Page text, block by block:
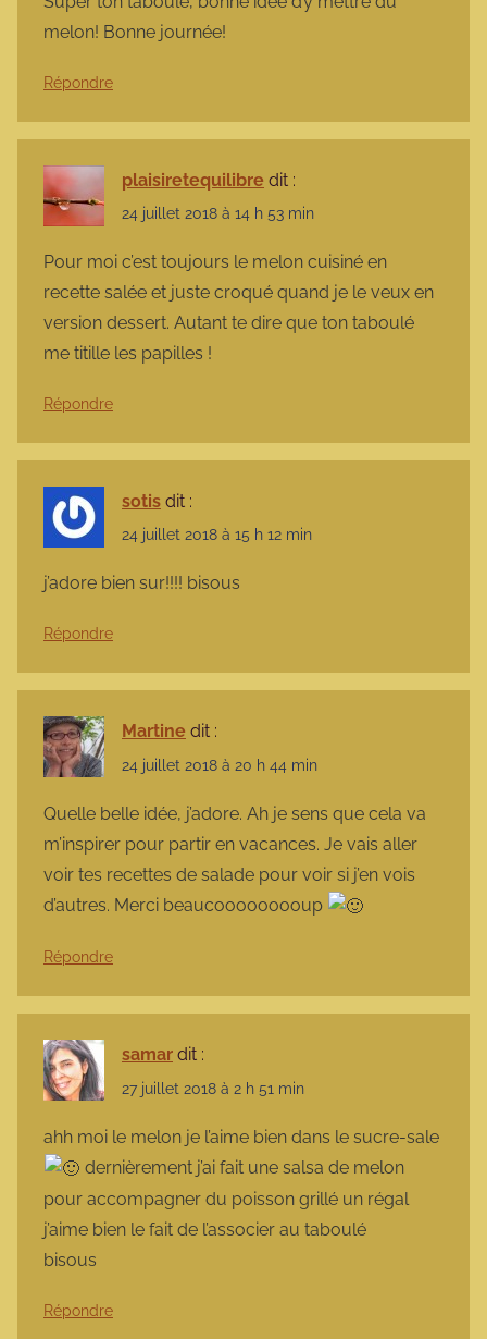
melon! Bonne journée!
Répondre
plaisiretequilibre dit :
24 juillet 2018 à 14 h 53 min
Pour moi c’est toujours le melon cuisiné en
recette salée et juste croqué quand je le veux en
version dessert. Autant te dire que ton taboulé
me titille les papilles !
Répondre
sotis dit :
24 juillet 2018 à 15 h 12 min
j’adore bien sur!!!! bisous
Répondre
Martine dit :
24 juillet 2018 à 20 h 44 min
Quelle belle idée, j’adore. Ah je sens que cela va
m’inspirer pour partir en vacances. Je vais aller
voir tes recettes de salade pour voir si j’en vois
d’autres. Merci beaucooooooooup
Répondre
samar dit :
27 juillet 2018 à 2 h 51 min
ahh moi le melon je l’aime bien dans le sucre-sale
dernièrement j’ai fait une salsa de melon
pour accompagner du poisson grillé un régal
j’aime bien le fait de l’associer au taboulé
bisous
Répondre